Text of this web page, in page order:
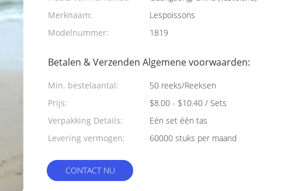
Merknaam:
Lespoissons
Modelnummer:
1819
Betalen & Verzenden Algemene voorwaarden:
Min. bestelaantal:
50 reeks/Reeksen
Prijs:
$8.00 - $10.40 / Sets
Verpakking Details:
Eén set één tas
Levering vermogen:
60000 stuks per maand
CONTACT NU